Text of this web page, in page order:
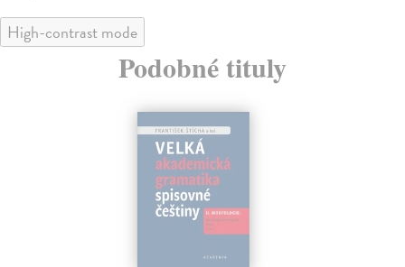
High-contrast mode
Podobné tituly